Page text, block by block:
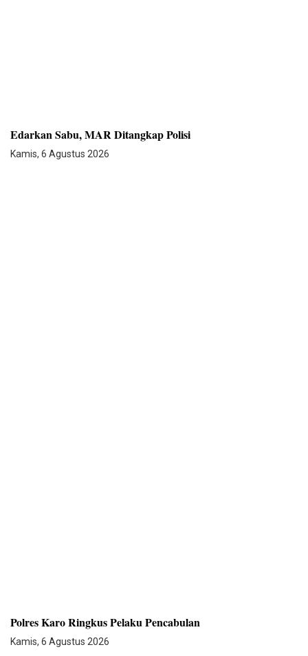
Edarkan Sabu, MAR Ditangkap Polisi
Kamis, 6 Agustus 2026
Polres Karo Ringkus Pelaku Pencabulan
Kamis, 6 Agustus 2026